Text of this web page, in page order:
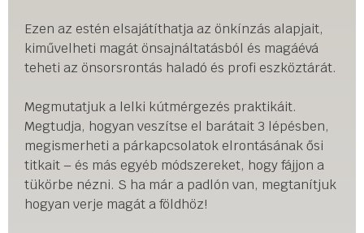
Ezen az estén elsajátíthatja az önkínzás alapjait,
kiművelheti magát önsajnáltatásból és magáévá
teheti az önsorsrontás haladó és profi eszköztárát.
Megmutatjuk a lelki kútmérgezés praktikáit.
Megtudja, hogyan veszítse el barátait 3 lépésben,
megismerheti a párkapcsolatok elrontásának ősi
titkait – és más egyéb módszereket, hogy fájjon a
tükörbe nézni. S ha már a padlón van, megtanítjuk
hogyan verje magát a földhöz!